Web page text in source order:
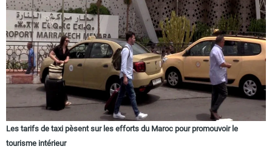
Les tarifs de taxi pèsent sur les efforts du Maroc pour promouvoir le
tourisme intérieur